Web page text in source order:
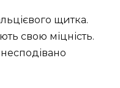
щитка.
свою міцність.